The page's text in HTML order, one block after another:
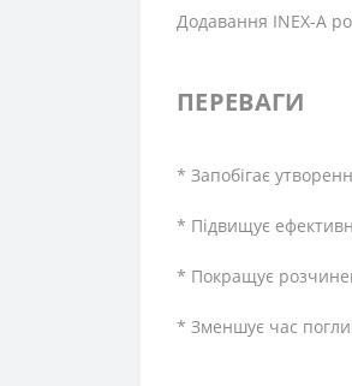
Додавання INEX-A
ПЕРЕВАГИ
* Запобігає
* Підвищує
* Покращує
* Зменшує час